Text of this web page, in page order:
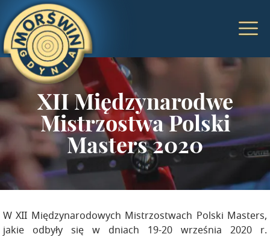
XII Międzynarodwe
Mistrzostwa Polski
Masters 2020
W XII Międzynarodowych Mistrzostwach Polski Masters,
jakie odbyły się w dniach 19-20 września 2020 r.